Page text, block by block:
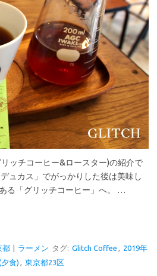
ッチコーヒー&ロースター)の紹介で
ュカス」でがっかりした後は美味し
る「グリッチコーヒー」へ。 …
都 ラーメン タグ: Glitch Coffee , 2019年
食) , 東京都23区